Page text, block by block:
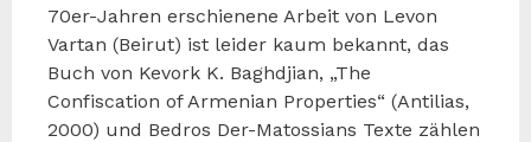
70er-Jahren erschienene Arbeit von Levon
Vartan (Beirut) ist leider kaum bekannt, das
Buch von Kevork K. Baghdjian, „The
Confiscation of Armenian Properties“ (Antilias,
2000) und Bedros Der-Matossians Texte zählen